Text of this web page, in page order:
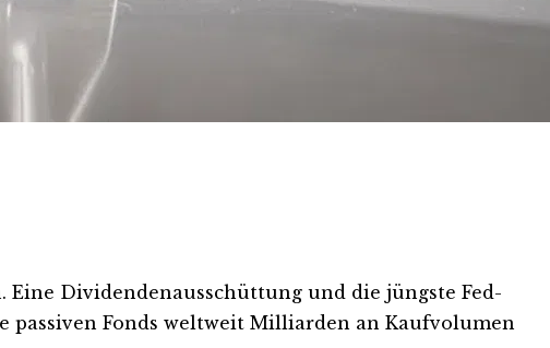
Dividendenausschüttung und die jüngste Fed-
passiven Fonds weltweit Milliarden an Kaufvolumen